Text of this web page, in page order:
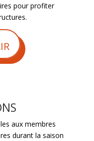
pour profiter
aux membres
durant la saison